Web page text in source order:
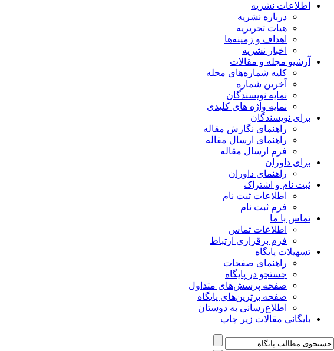
اطلاعات نشریه
درباره نشریه
هیات تحریریه
اهداف و زمینه‌ها
اخبار نشریه
آرشیو مجله و مقالات
کلیه شماره‌های مجله
آخرین شماره
نمایه نویسندگان
نمایه واژه های کلیدی
برای نویسندگان
راهنمای نگارش مقاله
راهنمای ارسال مقاله
فرم ارسال مقاله
برای داوران
راهنمای داوران
ثبت نام و اشتراک
اطلاعات ثبت نام
فرم ثبت نام
تماس با ما
اطلاعات تماس
فرم برقراری ارتباط
تسهیلات پایگاه
راهنمای صفحات
جستجو در پایگاه
صفحه پرسش‌های متداول
صفحه برترین‌های پایگاه
اطلاع‌رسانی به دوستان
بایگانی مقالات زیر چاپ